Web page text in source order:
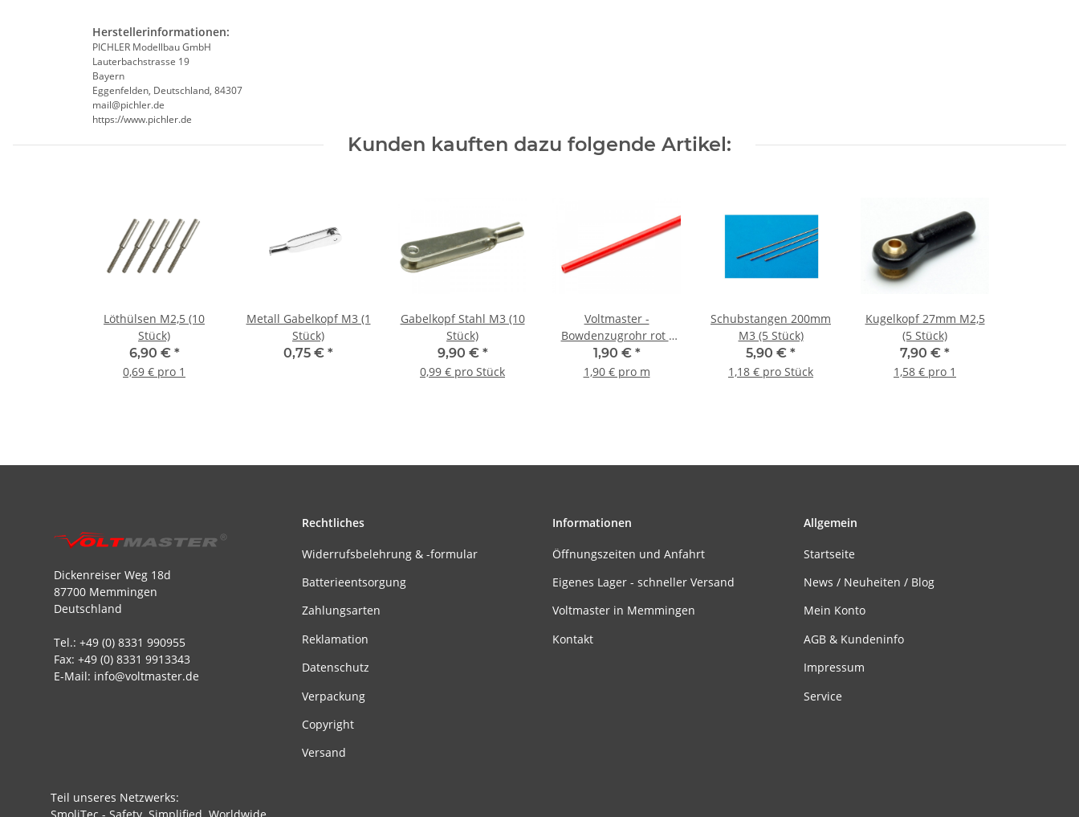
Herstellerinformationen:
PICHLER Modellbau GmbH
Lauterbachstrasse 19
Bayern
Eggenfelden, Deutschland, 84307
mail@pichler.de
https://www.pichler.de
Kunden kauften dazu folgende Artikel:
Löthülsen M2,5 (10
Stück)
6,90 € *
0,69 € pro 1
Metall Gabelkopf M3 (1
Stück)
0,75 € *
Gabelkopf Stahl M3 (10
Stück)
9,90 € *
0,99 € pro Stück
Voltmaster -
Bowdenzugrohr rot -
1m
1,90 € *
1,90 € pro m
Schubstangen 200mm
M3 (5 Stück)
5,90 € *
1,18 € pro Stück
Kugelkopf 27mm M2,5
(5 Stück)
7,90 € *
1,58 € pro 1
Dickenreiser Weg 18d
87700 Memmingen
Deutschland
Tel.: +49 (0) 8331 990955
Fax: +49 (0) 8331 9913343
E-Mail: info@voltmaster.de
Rechtliches
Widerrufsbelehrung & -formular
Batterieentsorgung
Zahlungsarten
Reklamation
Datenschutz
Verpackung
Copyright
Versand
Informationen
Öffnungszeiten und Anfahrt
Eigenes Lager - schneller Versand
Voltmaster in Memmingen
Kontakt
Allgemein
Startseite
News / Neuheiten / Blog
Mein Konto
AGB & Kundeninfo
Impressum
Service
Teil unseres Netzwerks: